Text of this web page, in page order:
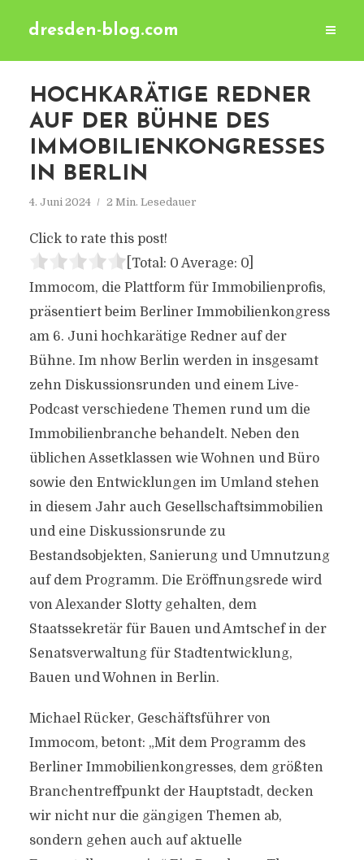
dresden-blog.com
HOCHKARÄTIGE REDNER
AUF DER BÜHNE DES
IMMOBILIENKONGRESSES
IN BERLIN
4. Juni 2024 2 Min. Lesedauer
Click to rate this post!
[Total: 0 Average: 0]
Immocom, die Plattform für Immobilienprofis,
präsentiert beim Berliner Immobilienkongress
am 6. Juni hochkarätige Redner auf der
Bühne. Im nhow Berlin werden in insgesamt
zehn Diskussionsrunden und einem Live-
Podcast verschiedene Themen rund um die
Immobilienbranche behandelt. Neben den
üblichen Assetklassen wie Wohnen und Büro
sowie den Entwicklungen im Umland stehen
in diesem Jahr auch Gesellschaftsimmobilien
und eine Diskussionsrunde zu
Bestandsobjekten, Sanierung und Umnutzung
auf dem Programm. Die Eröffnungsrede wird
von Alexander Slotty gehalten, dem
Staatssekretär für Bauen und Amtschef in der
Senatsverwaltung für Stadtentwicklung,
Bauen und Wohnen in Berlin.
Michael Rücker, Geschäftsführer von
Immocom, betont: „Mit dem Programm des
Berliner Immobilienkongresses, dem größten
Branchentreffpunkt der Hauptstadt, decken
wir nicht nur die gängigen Themen ab,
sondern gehen auch auf aktuelle